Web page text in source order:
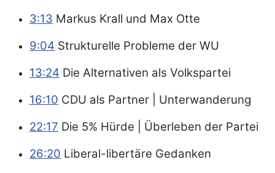
3:13 Markus Krall und Max Otte
9:04 Strukturelle Probleme der WU
13:24 Die Alternativen als Volkspartei
16:10 CDU als Partner | Unterwanderung
22:17 Die 5% Hürde | Überleben der Partei
26:20 Liberal-libertäre Gedanken